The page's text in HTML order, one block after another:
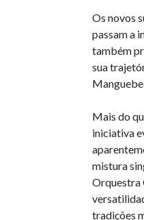
Os novos
passam a
também
sua
Mais do
iniciativa
mistura
Orquestra
tradições